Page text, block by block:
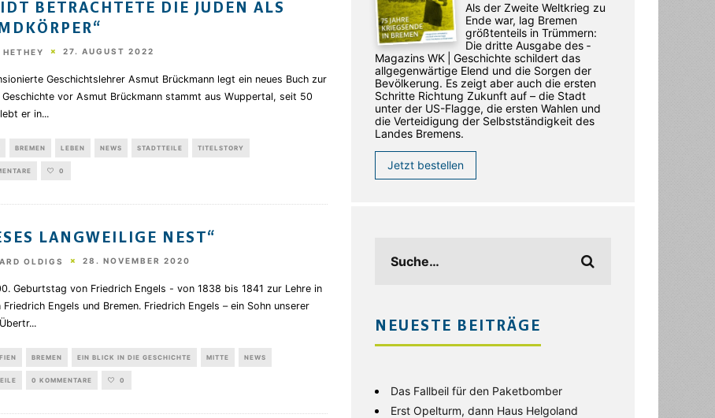
BETRACHTETE DIE JUDEN ALS
27. AUGUST 2022
Geschichtslehrer Asmut Brückmann legt ein neues Buch zur
Geschichte vor Asmut Brückmann stammt aus Wuppertal, seit 50
er in...
BREMEN LEBEN NEWS STADTTEILE TITELSTORY
0
LANGWEILIGE NEST“
OLDIGS 28. NOVEMBER 2020
Geburtstag von Friedrich Engels - von 1838 bis 1841 zur Lehre in
Friedrich Engels und Bremen. Friedrich Engels – ein Sohn unserer
...
BREMEN EIN BLICK IN DIE GESCHICHTE MITTE NEWS
0 KOMMENTARE 0
Als der Zweite Weltkrieg zu
Ende war, lag Bremen
größtenteils in Trümmern:
Die dritte Ausgabe des ­
Magazins WK | Geschichte schildert das
allgegenwärtige Elend und die Sorgen der
Bevölkerung. Es zeigt aber auch die ersten
Schritte Richtung Zukunft auf – die Stadt
unter der US-Flagge, die ersten Wahlen und
die Verteidigung der Selbstständigkeit des
Landes Bremens.
Jetzt bestellen
NEUESTE BEITRÄGE
Das Fallbeil für den Paketbomber
Erst Opelturm, dann Haus Helgoland